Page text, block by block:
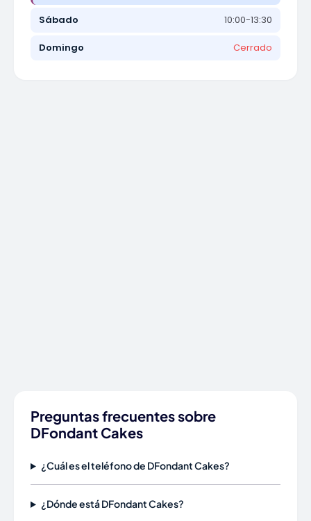
Sábado 10:00-13:30
Domingo Cerrado
Preguntas frecuentes sobre
DFondant Cakes
¿Cuál es el teléfono de DFondant Cakes?
¿Dónde está DFondant Cakes?